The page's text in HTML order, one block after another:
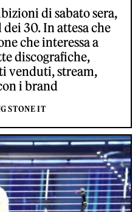
di sabato sera,
30. In attesa che
che interessa a
discografiche,
venduti, stream,
i brand
STONE IT